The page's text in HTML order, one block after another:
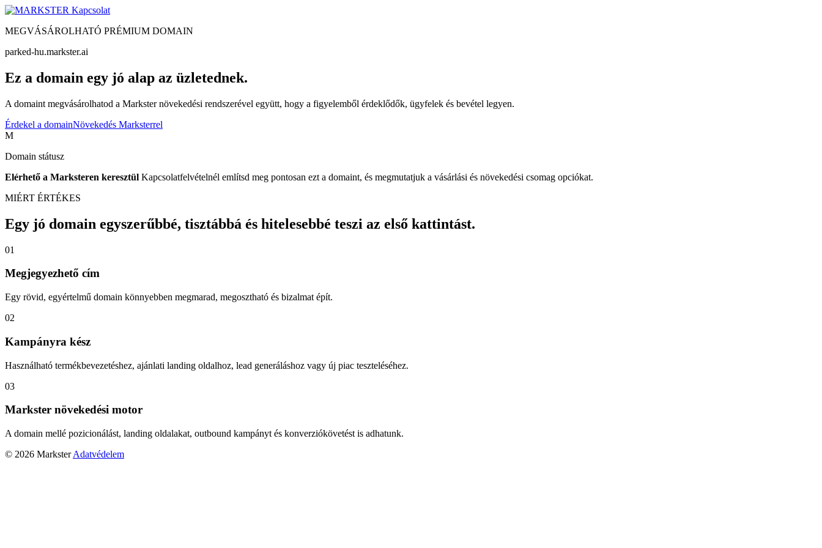
Kapcsolat
MEGVÁSÁROLHATÓ PRÉMIUM DOMAIN
parked-hu.markster.ai
Ez a domain egy jó alap az üzletednek.
A domaint megvásárolhatod a Markster növekedési rendszerével együtt, hogy a figyelemből érdeklődők, ügyfelek és bevétel legyen.
Érdekel a domainNövekedés Marksterrel
M
Domain státusz
Elérhető a Marksteren keresztül Kapcsolatfelvételnél említsd meg pontosan ezt a domaint, és megmutatjuk a vásárlási és növekedési csomag opciókat.
MIÉRT ÉRTÉKES
Egy jó domain egyszerűbbé, tisztábbá és hitelesebbé teszi az első kattintást.
01
Megjegyezhető cím
Egy rövid, egyértelmű domain könnyebben megmarad, megosztható és bizalmat épít.
02
Kampányra kész
Használható termékbevezetéshez, ajánlati landing oldalhoz, lead generáláshoz vagy új piac teszteléséhez.
03
Markster növekedési motor
A domain mellé pozicionálást, landing oldalakat, outbound kampányt és konverziókövetést is adhatunk.
© 2026 Markster Adatvédelem